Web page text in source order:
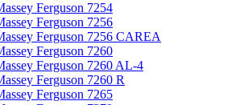
Ferguson 7254
Ferguson 7256
Ferguson 7256 CAREA
Ferguson 7260
Ferguson 7260 AL-4
Ferguson 7260 R
Ferguson 7265